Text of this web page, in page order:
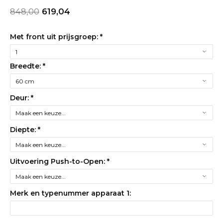
848,00 619,04
Met front uit prijsgroep: *
Breedte: *
Deur: *
Diepte: *
Uitvoering Push-to-Open: *
Merk en typenummer apparaat 1: